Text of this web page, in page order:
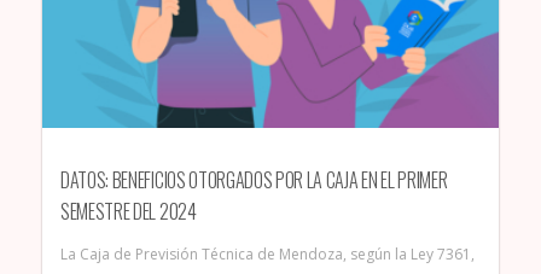
DATOS: BENEFICIOS OTORGADOS POR LA CAJA EN EL PRIMER
SEMESTRE DEL 2024
La Caja de Previsión Técnica de Mendoza, según la Ley 7361,